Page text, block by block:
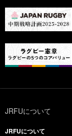
JRFUについて
JRFUについて